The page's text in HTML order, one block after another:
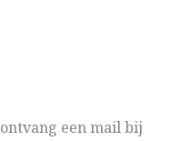
een mail bij